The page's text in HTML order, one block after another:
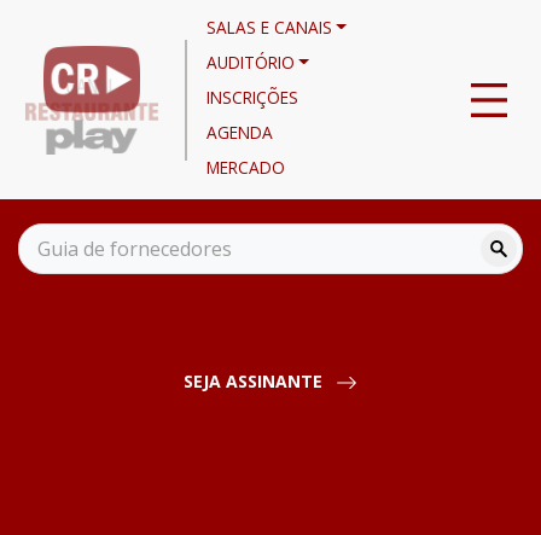
SALAS E CANAIS
AUDITÓRIO
INSCRIÇÕES
AGENDA
MERCADO
SEJA ASSINANTE
Agenda Food Service - Caminhos da Sustentabilidade III